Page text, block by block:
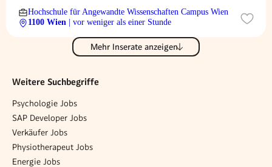
Hochschule für Angewandte Wissenschaften Campus Wien
1100 Wien
| vor weniger als einer Stunde
Mehr Inserate anzeigen
Weitere Suchbegriffe
Psychologie Jobs
SAP Developer Jobs
Verkäufer Jobs
Physiotherapeut Jobs
Energie Jobs